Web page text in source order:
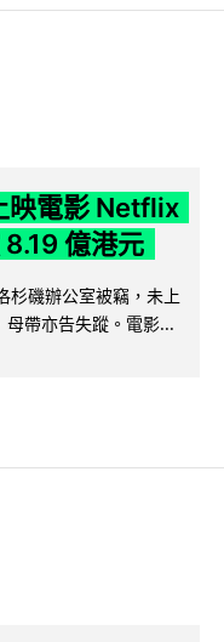
映電影 Netflix
億港元
杉磯辦公室被竊，未上
帶亦告失蹤。電影...